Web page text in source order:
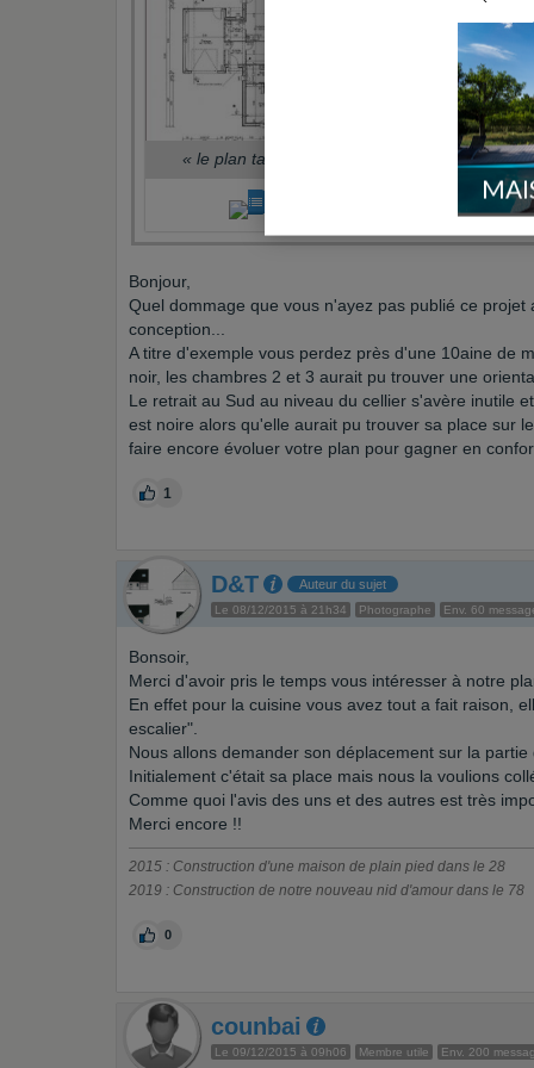
« le plan tant ...
Bonjour,
Quel dommage que vous n'ayez pas publié ce
conception...
A titre d'exemple vous perdez près d'une 10aine de
noir, les chambres 2 et 3 aurait pu trouver une
Le retrait au Sud au niveau du cellier s'avère inutile
est noire alors qu'elle aurait pu trouver sa place sur
faire encore évoluer votre plan pour gagner en
1
D&T Auteur du sujet
Le 08/12/2015 à 21h34 Photographe Env. 60
Bonsoir,
Merci d'avoir pris le temps vous intéresser à notre
En effet pour la cuisine vous avez tout a fait raison,
escalier".
Nous allons demander son déplacement sur la
Initialement c'était sa place mais nous la voulions
Comme quoi l'avis des uns et des autres est très
Merci encore !!
2015 : Construction d'une maison de plain pied dans le 28
2019 : Construction de notre nouveau nid d'amour dans le 78
0
counbai
Le 09/12/2015 à 09h06 Membre utile Env. 200